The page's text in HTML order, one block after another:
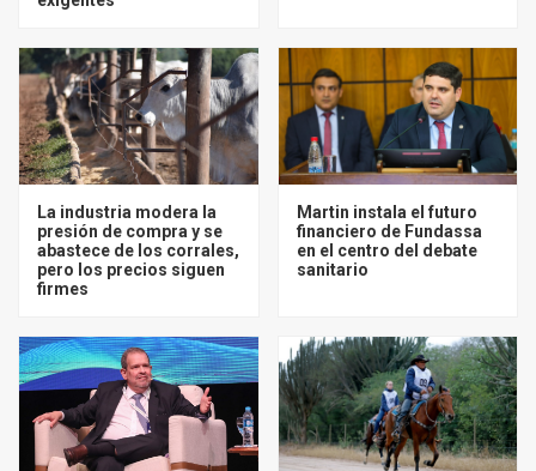
La industria modera la
presión de compra y se
abastece de los corrales,
pero los precios siguen
firmes
Martin instala el futuro
financiero de Fundassa
en el centro del debate
sanitario